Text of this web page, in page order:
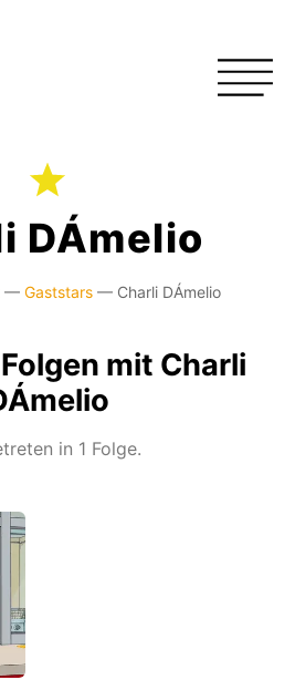
DÁmelio
— Gaststars — Charli DÁmelio
mit Charli
in 1 Folge.